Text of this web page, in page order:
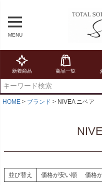
MENU
新着商品 商品一覧
HOME ブランド NIVEA ニベア
並び替え 価格が安い順 価格